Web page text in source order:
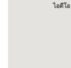
ไอดีโ